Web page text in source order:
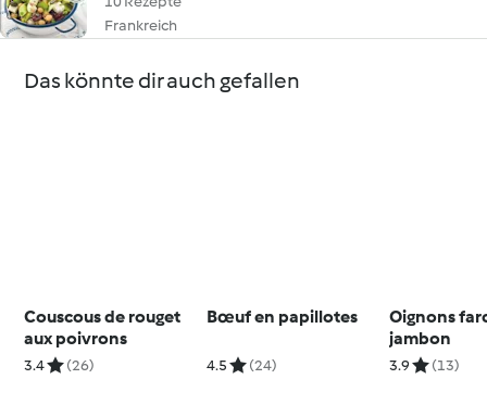
Frankreich
Das könnte dir auch gefallen
Couscous de rouget
aux poivrons
3.4 (26)
Bœuf en papillotes
4.5 (24)
Oignons
jambon
3.9 (13)